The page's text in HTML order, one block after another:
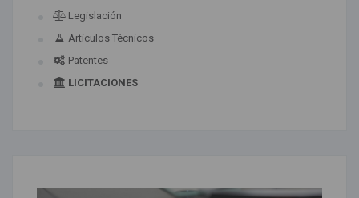
Legislación
Artículos Técnicos
Patentes
LICITACIONES